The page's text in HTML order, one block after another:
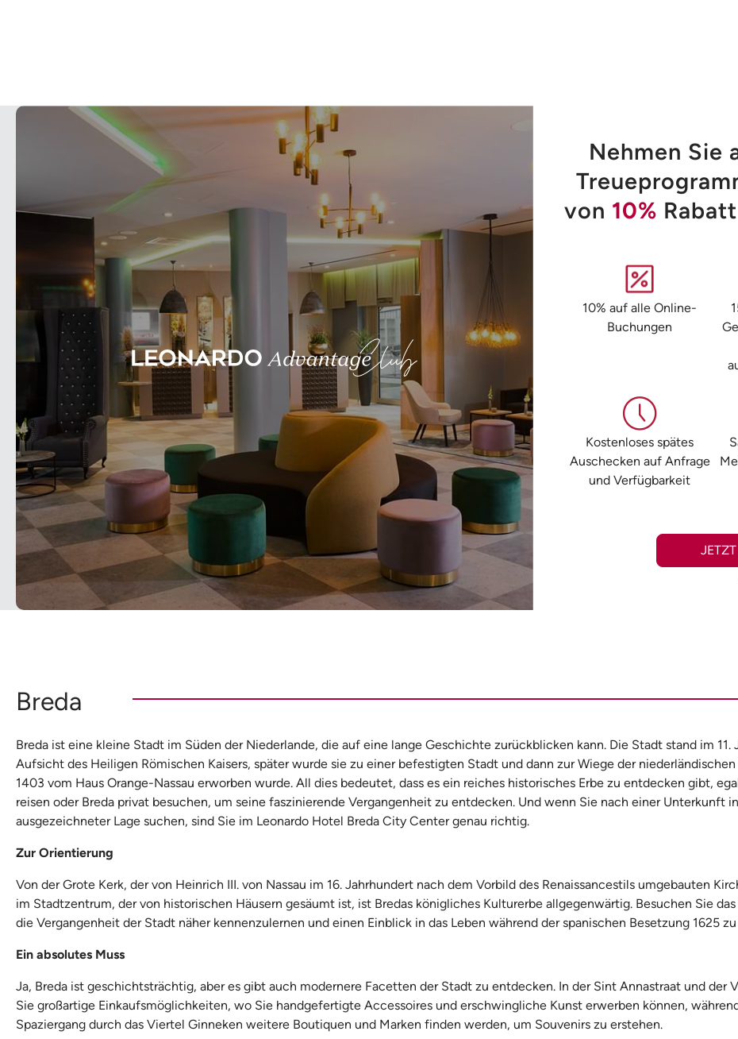
Nehmen Sie
von 10%
10% auf alle Online-
Buchungen
Kostenloses spätes
Auschecken auf Anfrage
und Verfügbarkeit
Breda
Breda ist eine kleine Stadt im Süden der Niederlande, die auf eine lange Geschichte zurückblicken kann. Die Stadt stand im 11.
Aufsicht des Heiligen Römischen Kaisers, später wurde sie zu einer befestigten Stadt und dann zur Wiege der
1403 vom Haus Orange-Nassau erworben wurde. All dies bedeutet, dass es ein reiches historisches Erbe zu entdecken gibt,
reisen oder Breda privat besuchen, um seine faszinierende Vergangenheit zu entdecken. Und wenn Sie nach einer Unterkunft
ausgezeichneter Lage suchen, sind Sie im Leonardo Hotel Breda City Center genau richtig.
Zur Orientierung
Von der Grote Kerk, der von Heinrich III. von Nassau im 16. Jahrhundert nach dem Vorbild des Renaissancestils umgebauten
im Stadtzentrum, der von historischen Häusern gesäumt ist, ist Bredas königliches Kulturerbe allgegenwärtig. Besuchen Sie
die Vergangenheit der Stadt näher kennenzulernen und einen Einblick in das Leben während der spanischen Besetzung 1625
Ein absolutes Muss
Ja, Breda ist geschichtsträchtig, aber es gibt auch modernere Facetten der Stadt zu entdecken. In der Sint Annastraat und der
Sie großartige Einkaufsmöglichkeiten, wo Sie handgefertigte Accessoires und erschwingliche Kunst erwerben können,
Spaziergang durch das Viertel Ginneken weitere Boutiquen und Marken finden werden, um Souvenirs zu erstehen.